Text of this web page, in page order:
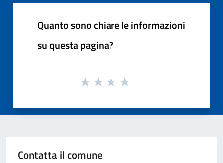
Quanto sono chiare le informazioni
su questa pagina?
Contatta il comune